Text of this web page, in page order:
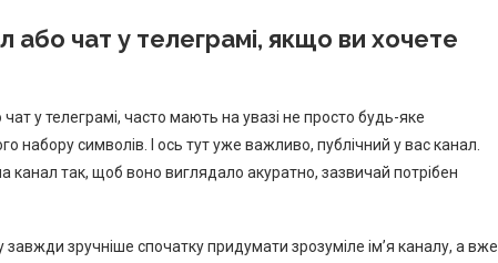
або чат у телеграмі, якщо ви хочете
у телеграмі, часто мають на увазі не просто будь-яке
набору символів. І ось тут уже важливо, публічний у вас канал.
канал так, щоб воно виглядало акуратно, зазвичай потрібен
зручніше спочатку придумати зрозуміле ім’я каналу, а вже